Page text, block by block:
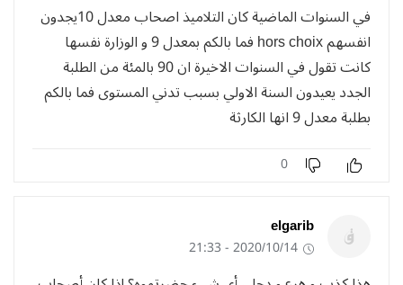
في السنوات الماضية كان التلاميذ اصحاب معدل 10يجدون
انفسهم hors choix فما بالكم بمعدل 9 و الوزارة نفسها
كانت تقول في السنوات الاخيرة ان 90 بالمئة من الطلبة
الجدد يعيدون السنة الاولي بسبب تدني المستوى فما بالكم
بطلبة معدل 9 انها الكارثة
0
elgarib
2020/10/14 - 21:33